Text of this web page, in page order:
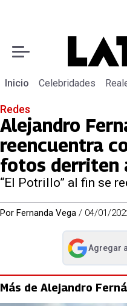
Inicio Celebridades
Redes
Alejandro
reencuentra
fotos derriten
“El Potrillo” al fin se
Por Fernanda Vega / 04/01/
Agregar a
abre en nueva
Más de Alejandro